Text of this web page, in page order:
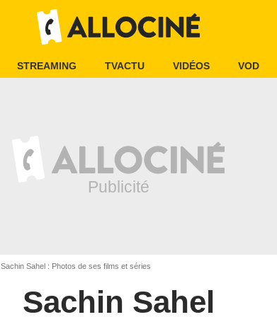
STREAMING TVACTU VIDÉOS VOD
Sachin Sahel : Photos de ses films et séries
Sachin Sahel